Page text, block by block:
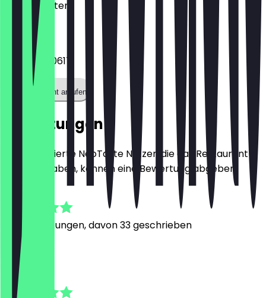
Kontaktdaten.
Telefon
0176 55380617
Restaurant anrufen
Bewertungen
Nur registrierte NeoTaste Nutzer, die das Restaurant
besucht haben, können eine Bewertung abgeben.
Bewertungen, davon 33 geschrieben
Valerii